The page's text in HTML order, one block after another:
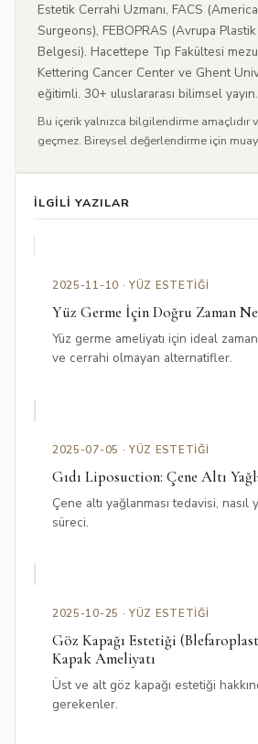
Estetik Cerrahi Uzmanı, FACS
Surgeons), FEBOPRAS (Avrupa
Belgesi). Hacettepe Tıp Fakültesi
Kettering Cancer Center ve Ghent
eğitimli. 30+ uluslararası bilimsel yayın.
Bu içerik yalnızca bilgilendirme amaçlıdır
geçmez. Bireysel değerlendirme için
İLGILI YAZILAR
2025-11-10 · YÜZ ESTETIĞI
Yüz Germe İçin Doğru Zaman Ne
Yüz germe ameliyatı için ideal
ve cerrahi olmayan alternatifler.
2025-07-05 · YÜZ ESTETIĞI
Gıdı Liposuction: Çene Altı
Çene altı yağlanması tedavisi, nasıl
süreci.
2025-10-25 · YÜZ ESTETIĞI
Göz Kapağı Estetiği
Kapak Ameliyatı
Üst ve alt göz kapağı estetiği
gerekenler.